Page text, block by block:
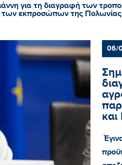
για τη διαγραφή των
των εκπροσώπων της Πολωνίας
06/